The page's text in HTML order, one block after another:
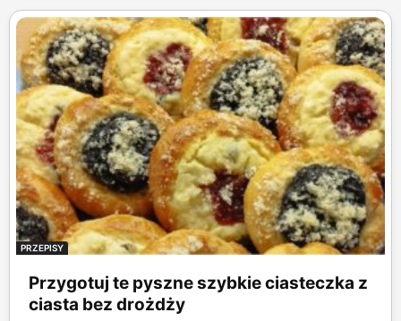
PRZEPISY
Przygotuj te pyszne szybkie ciasteczka z
ciasta bez drożdży